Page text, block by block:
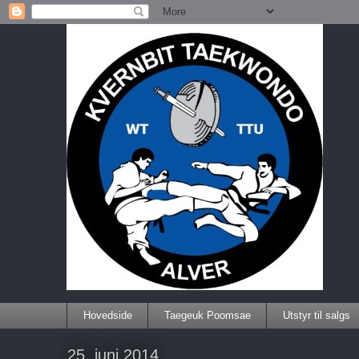
Hovedside Taegeuk Poomsae Utstyr til salgs
25. juni 2014